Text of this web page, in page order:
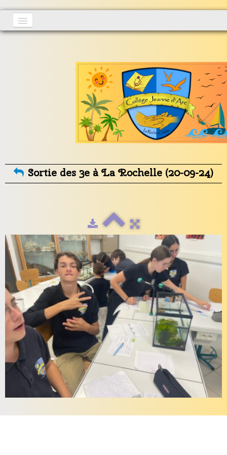
Actualités▼
S'inscrire
Vie au collège▼
Informations générales
Sortie des 3e à La Rochelle (20-09-24)